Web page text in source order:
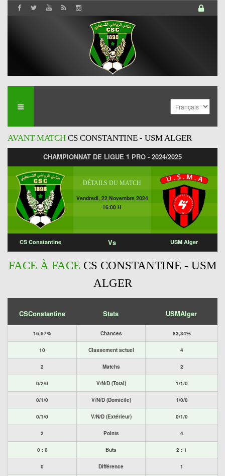
AVANT MATCH CS CONSTANTINE - USM ALGER
CHAMPIONNAT DE LIGUE 1 PRO - 2024/2025
DÉTAILS DU MATCH
Vendredi, 22 Novembre 2024
16:00 H
CS Constantine Vs USM Alger
FACE À FACE CS CONSTANTINE - USM
ALGER
CSConstantine Stats USMAlger
16,67% Chances 83,34%
10 Classement actuel 4
2 Matchs 2
0/2/0 V/N/D (Total) 1/1/0
0/1/0 V/N/D (Domicile) 1/0/0
0/1/0 V/N/D (Extérieur) 0/1/0
2 Points 4
0 : 0 Buts 2 : 1
0 Différence 1